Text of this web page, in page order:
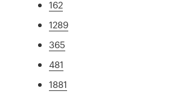
162
1289
365
481
1881